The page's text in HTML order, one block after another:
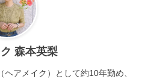
森本英梨
アメイク）として約10年勤め、